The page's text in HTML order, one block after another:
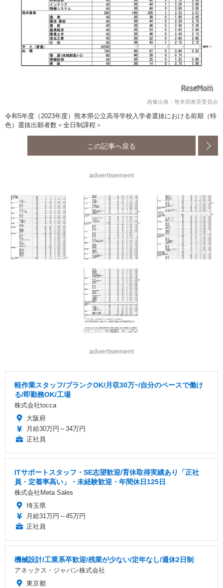
画像出典：熊本県教育委員会
令和5年度（2023年度）熊本県公立高等学校入学者選抜における前期（特
色）選抜出願者数＜全日制課程＞
この記事へ戻る
advertisement
advertisement
軽作業スタッフ/ブランクOK/月収30万~/自分のペースで働け
る/即勤務OK/工場
株式会社tocca
大阪府
月給30万円～34万円
正社員
ITサポートスタッフ・SE志望歓迎/育休取得実績あり「正社
員・定着率高い」・未経験歓迎・年間休日125日
株式会社Meta Sales
埼玉県
月給31万円～45万円
正社員
機械設計/工業系卒歓迎/残業が少ない/定年なし/週休2日制
アネックス・ジャパン株式会社
東京都